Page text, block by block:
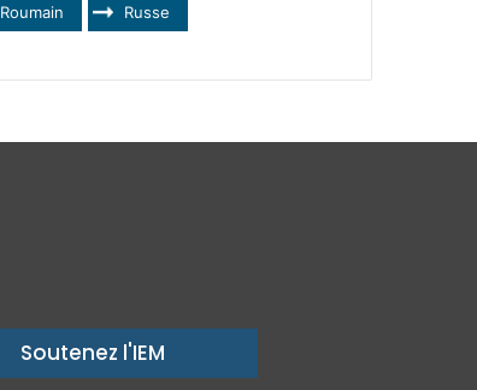
Roumain Russe
Soutenez l'IEM